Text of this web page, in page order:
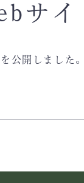
サ
公開しました。